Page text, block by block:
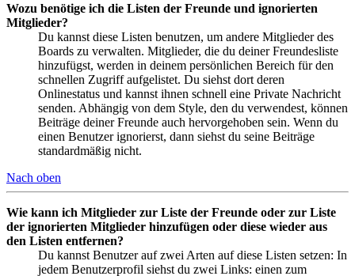
Wozu benötige ich die Listen der Freunde und ignorierten
Mitglieder?
Du kannst diese Listen benutzen, um andere Mitglieder des
Boards zu verwalten. Mitglieder, die du deiner Freundesliste
hinzufügst, werden in deinem persönlichen Bereich für den
schnellen Zugriff aufgelistet. Du siehst dort deren
Onlinestatus und kannst ihnen schnell eine Private Nachricht
senden. Abhängig von dem Style, den du verwendest, können
Beiträge deiner Freunde auch hervorgehoben sein. Wenn du
einen Benutzer ignorierst, dann siehst du seine Beiträge
standardmäßig nicht.
Nach oben
Wie kann ich Mitglieder zur Liste der Freunde oder zur Liste
der ignorierten Mitglieder hinzufügen oder diese wieder aus
den Listen entfernen?
Du kannst Benutzer auf zwei Arten auf diese Listen setzen: In
jedem Benutzerprofil siehst du zwei Links: einen zum